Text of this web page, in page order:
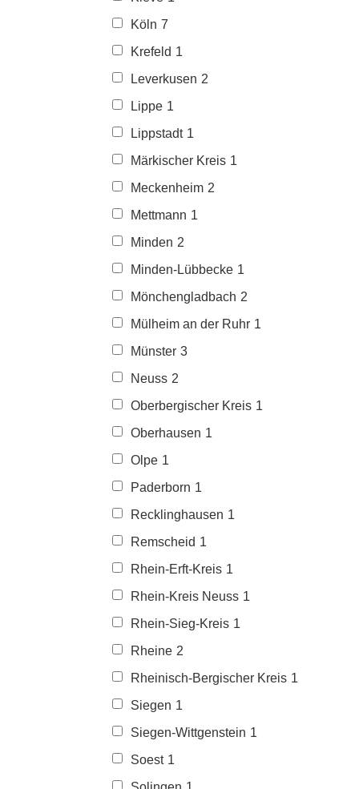
Köln 7
Krefeld 1
Leverkusen 2
Lippe 1
Lippstadt 1
Märkischer Kreis 1
Meckenheim 2
Mettmann 1
Minden 2
Minden-Lübbecke 1
Mönchengladbach 2
Mülheim an der Ruhr 1
Münster 3
Neuss 2
Oberbergischer Kreis 1
Oberhausen 1
Olpe 1
Paderborn 1
Recklinghausen 1
Remscheid 1
Rhein-Erft-Kreis 1
Rhein-Kreis Neuss 1
Rhein-Sieg-Kreis 1
Rheine 2
Rheinisch-Bergischer Kreis 1
Siegen 1
Siegen-Wittgenstein 1
Soest 1